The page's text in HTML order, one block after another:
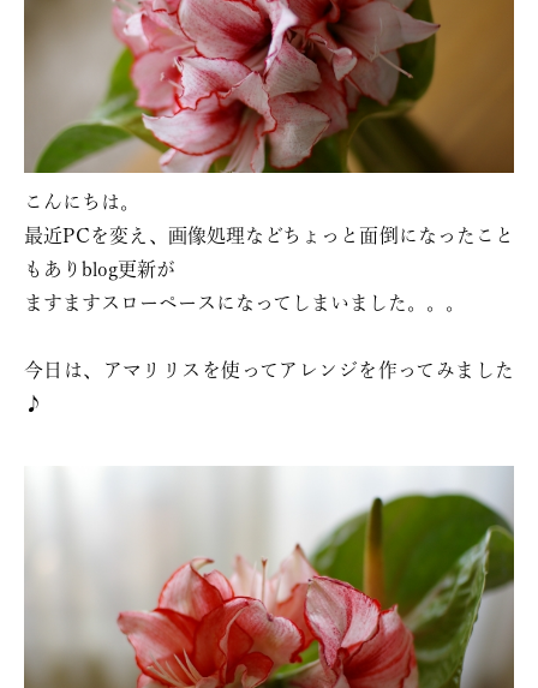
こんにちは。
最近PCを変え、画像処理などちょっと面倒になったこと
もありblog更新が
ますますスローペースになってしまいました。。。
今日は、アマリリスを使ってアレンジを作ってみました
♪